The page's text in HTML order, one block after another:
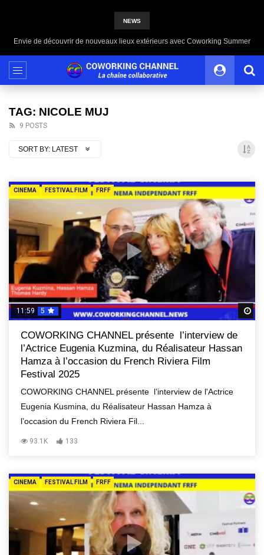
NEWS
Envie de découvrir de nouveaux lieux extérieurs avec Coworking Summer
TAG: NICOLE MUJ
9 POSTS
SORT BY: LATEST
CINEMA FESTIVAL FILM FRFF
11:59 5
COWORKING CHANNEL présente l’interview de
l’Actrice Eugenia Kuzmina, du Réalisateur Hassan
Hamza à l’occasion du French Riviera Film
Festival 2025
COWORKING CHANNEL présente l’interview de l'Actrice
Eugenia Kusmina, du Réalisateur Hassan Hamza à
l’occasion du French Riviera Fil...
93.1K 133
CINEMA FESTIVAL FILM FRFF